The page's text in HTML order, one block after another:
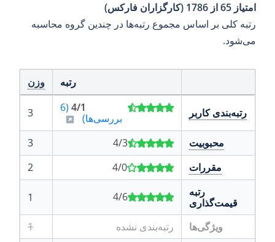
امتیاز 65 از 1786 (کارگزاران فارکس)
رتبه کلی بر اساس مجموع رتبه‌ها در چندین گروه محاسبه
می‌شود.
رتبه وزن
رتبه‌بندی کاربر 4/1
(6
بررسی‌ها)
3
محبوبیت 4/3
3
مقررات
4/0
2
رتبه
قیمت‌گذاری
4/6
1
ویژگی‌ها رتبه‌بندی نشده
1